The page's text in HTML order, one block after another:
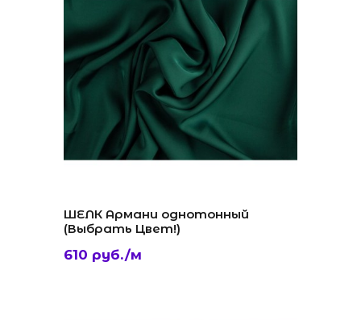
ШЕЛК Армани однотонный
(Выбрать Цвет!)
610 руб./м